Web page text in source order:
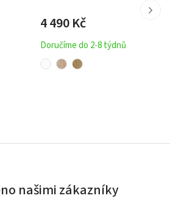
4 490Kč
Doručíme do 2-8 týdnů
našimi zákazníky